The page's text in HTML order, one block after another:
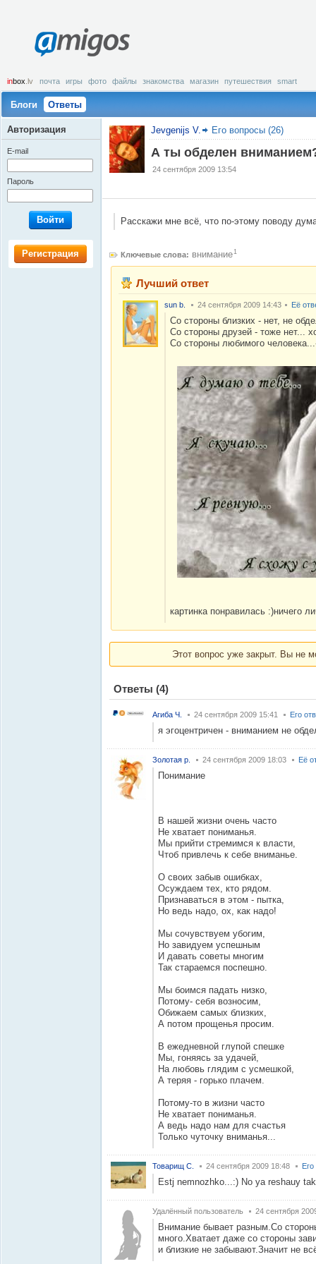
amigos
inbox .lv почта игры фото файлы знакомства магазин путешествия smart
Блоги Ответы
Jevgenijs V. Его вопросы (26)
А ты обделен
24 сентября 2009 13:54
Расскажи мне всё, что по-этому поводу
Ключевые слова: внимание1
Лучший ответ
sun b. 24 сентября 2009 14:43 Её
Со стороны близких - нет, не
Со стороны друзей - тоже нет...
Со стороны любимого
картинка понравилась :)ничего
Этот вопрос уже закрыт. Вы не
Ответы (4)
Агиба Ч. 24 сентября 2009 15:41 Его
я эгоцентричен - вниманием не
Золотая р. 24 сентября 2009 18:03 Её
Понимание
В нашей жизни очень часто
Не хватает пониманья.
Мы прийти стремимся к власти,
Чтоб привлечь к себе вниманье.
О своих забыв ошибках,
Осуждаем тех, кто рядом.
Признаваться в этом - пытка,
Но ведь надо, ох, как надо!
Мы сочувствуем убогим,
Но завидуем успешным
И давать советы многим
Так стараемся поспешно.
Мы боимся падать низко,
Потому- себя возносим,
Обижаем самых близких,
А потом прощенья просим.
В ежедневной глупой спешке
Мы, гоняясь за удачей,
На любовь глядим с усмешкой,
А теряя - горько плачем.
Потому-то в жизни часто
Не хватает пониманья.
А ведь надо нам для счастья
Только чуточку вниманья...
Товарищ С. 24 сентября 2009 18:48
Estj nemnozhko...:) No ya reshauy
Удалённый пользователь 24 сентября
Внимание бывает разным.Со
много.Хватает даже со стороны
и близкие не забывают.Значит не
Авторизация
E-mail
Пароль
Войти
Регистрация